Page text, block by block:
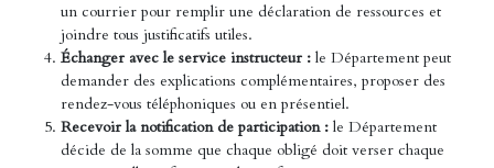
un courrier pour remplir une déclaration de ressources et
joindre tous justificatifs utiles.
Échanger avec le service instructeur : le Département peut
demander des explications complémentaires, proposer des
rendez-vous téléphoniques ou en présentiel.
Recevoir la notification de participation : le Département
décide de la somme que chaque obligé doit verser chaque